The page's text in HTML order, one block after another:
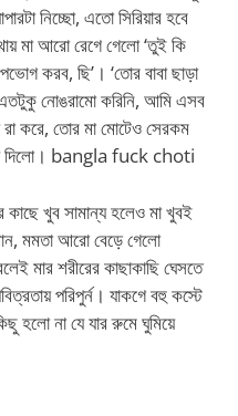
নিচ্ছো, এতো সিরিয়ার হবে
মা আরো রেগে গেলো ‘তুই কি
করব, ছি’। ‘তোর বাবা ছাড়া
নোঙরামো করিনি, আমি এসব
রা করে, তোর মা মোটেও সেরকম
দিলো। bangla fuck choti
কাছে খুব সামান্য হলেও মা খুবই
মমতা আরো বেড়ে গেলো
মার শরীরের কাছাকাছি ঘেসতে
পরিপুর্ন। যাকগে বহু কস্টে
হলো না যে যার রুমে ঘুমিয়ে